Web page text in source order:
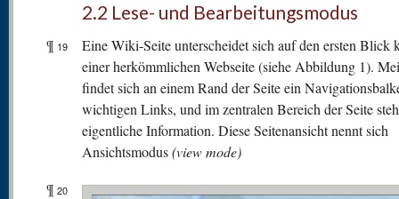
2.2 Lese- und Bearbeitungsmodus
¶ 19
Eine Wiki-Seite unterscheidet sich auf den ersten Blick
einer herkömmlichen Webseite (siehe Abbildung 1).
findet sich an einem Rand der Seite ein
wichtigen Links, und im zentralen Bereich der Seite
eigentliche Information. Diese Seitenansicht nennt sich
Ansichtsmodus(view mode)
¶ 20